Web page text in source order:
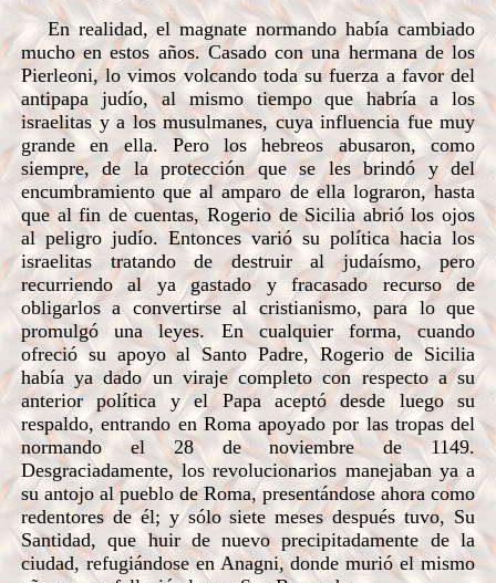
En realidad, el magnate normando había cambiado
mucho en estos años. Casado con una hermana de los
Pierleoni, lo vimos volcando toda su fuerza a favor del
antipapa judío, al mismo tiempo que habría a los
israelitas y a los musulmanes, cuya influencia fue muy
grande en ella. Pero los hebreos abusaron, como
siempre, de la protección que se les brindó y del
encumbramiento que al amparo de ella lograron, hasta
que al fin de cuentas, Rogerio de Sicilia abrió los ojos
al peligro judío. Entonces varió su política hacia los
israelitas tratando de destruir al judaísmo, pero
recurriendo al ya gastado y fracasado recurso de
obligarlos a convertirse al cristianismo, para lo que
promulgó una leyes. En cualquier forma, cuando
ofreció su apoyo al Santo Padre, Rogerio de Sicilia
había ya dado un viraje completo con respecto a su
anterior política y el Papa aceptó desde luego su
respaldo, entrando en Roma apoyado por las tropas del
normando el 28 de noviembre de 1149.
Desgraciadamente, los revolucionarios manejaban ya a
su antojo al pueblo de Roma, presentándose ahora como
redentores de él; y sólo siete meses después tuvo, Su
Santidad, que huir de nuevo precipitadamente de la
ciudad, refugiándose en Anagni, donde murió el mismo